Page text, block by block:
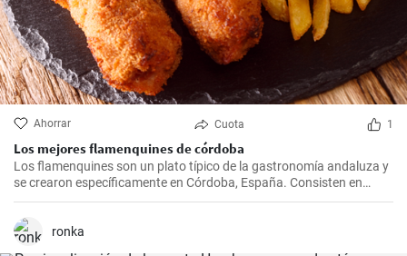
Ahorrar Cuota 1
Los mejores flamenquines de córdoba
Los flamenquines son un plato típico de la gastronomía andaluza y
se crearon específicamente en Córdoba, España. Consisten en
rollitos de jamón serrano y carne de cerdo empanados y fritos. Son
crujientes por fuera y jugosos por dentro, generalmente se sirven
como tapas y son comúnmente acompañados con papas fritas y
ronka